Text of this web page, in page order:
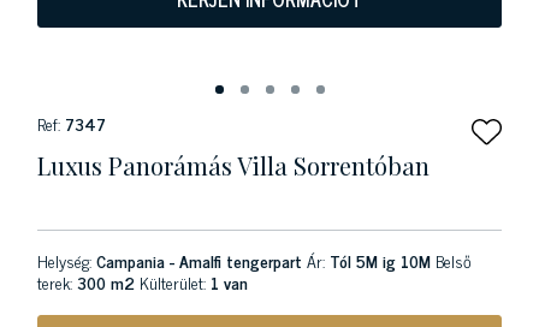
Ref: 7347
Luxus Panorámás Villa Sorrentóban
Helység:Campania - Amalfi tengerpart Ár: Tól 5M ig 10M Belső
terek:300 m2 Külterület: 1 van